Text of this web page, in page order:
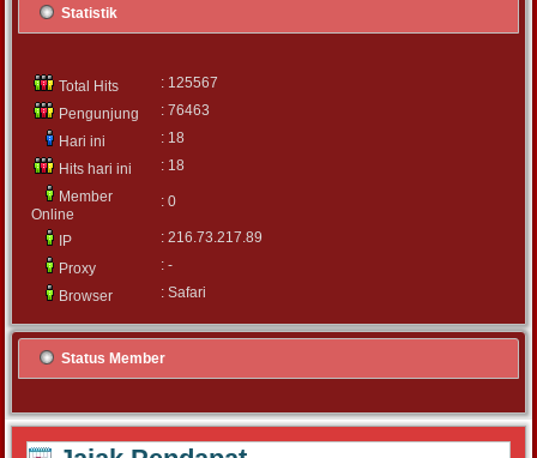
Statistik
Total Hits
: 125567
Pengunjung
: 76463
Hari ini
: 18
Hits hari ini
: 18
Member
Online
: 0
IP
: 216.73.217.89
Proxy
: -
Browser
: Safari
Status Member